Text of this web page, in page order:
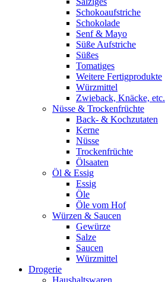
Schokoaufstriche
Schokolade
Senf & Mayo
Süße Aufstriche
Süßes
Tomatiges
Weitere Fertigprodukte
Würzmittel
Zwieback, Knäcke, etc.
Nüsse & Trockenfrüchte
Back- & Kochzutaten
Kerne
Nüsse
Trockenfrüchte
Ölsaaten
Öl & Essig
Essig
Öle
Öle vom Hof
Würzen & Saucen
Gewürze
Salze
Saucen
Würzmittel
Drogerie
Haushaltswaren